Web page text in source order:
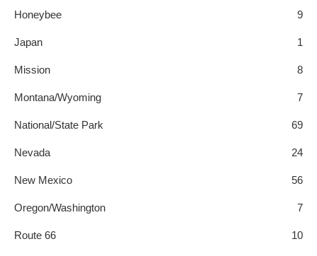
Honeybee 9
Japan 1
Mission 8
Montana/Wyoming 7
National/State Park 69
Nevada 24
New Mexico 56
Oregon/Washington 7
Route 66 10